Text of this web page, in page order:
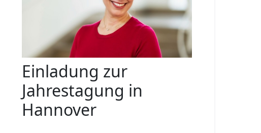
Einladung zur
Jahrestagung in
Hannover